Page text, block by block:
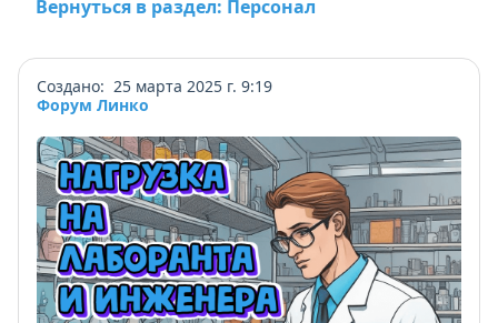
Вернуться в раздел: Персонал
Создано: 25 марта 2025 г. 9:19
Форум Линко